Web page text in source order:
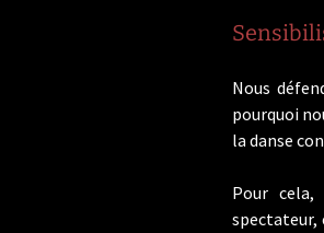
Nous
pourquoi
la danse
Pour
spectateur,